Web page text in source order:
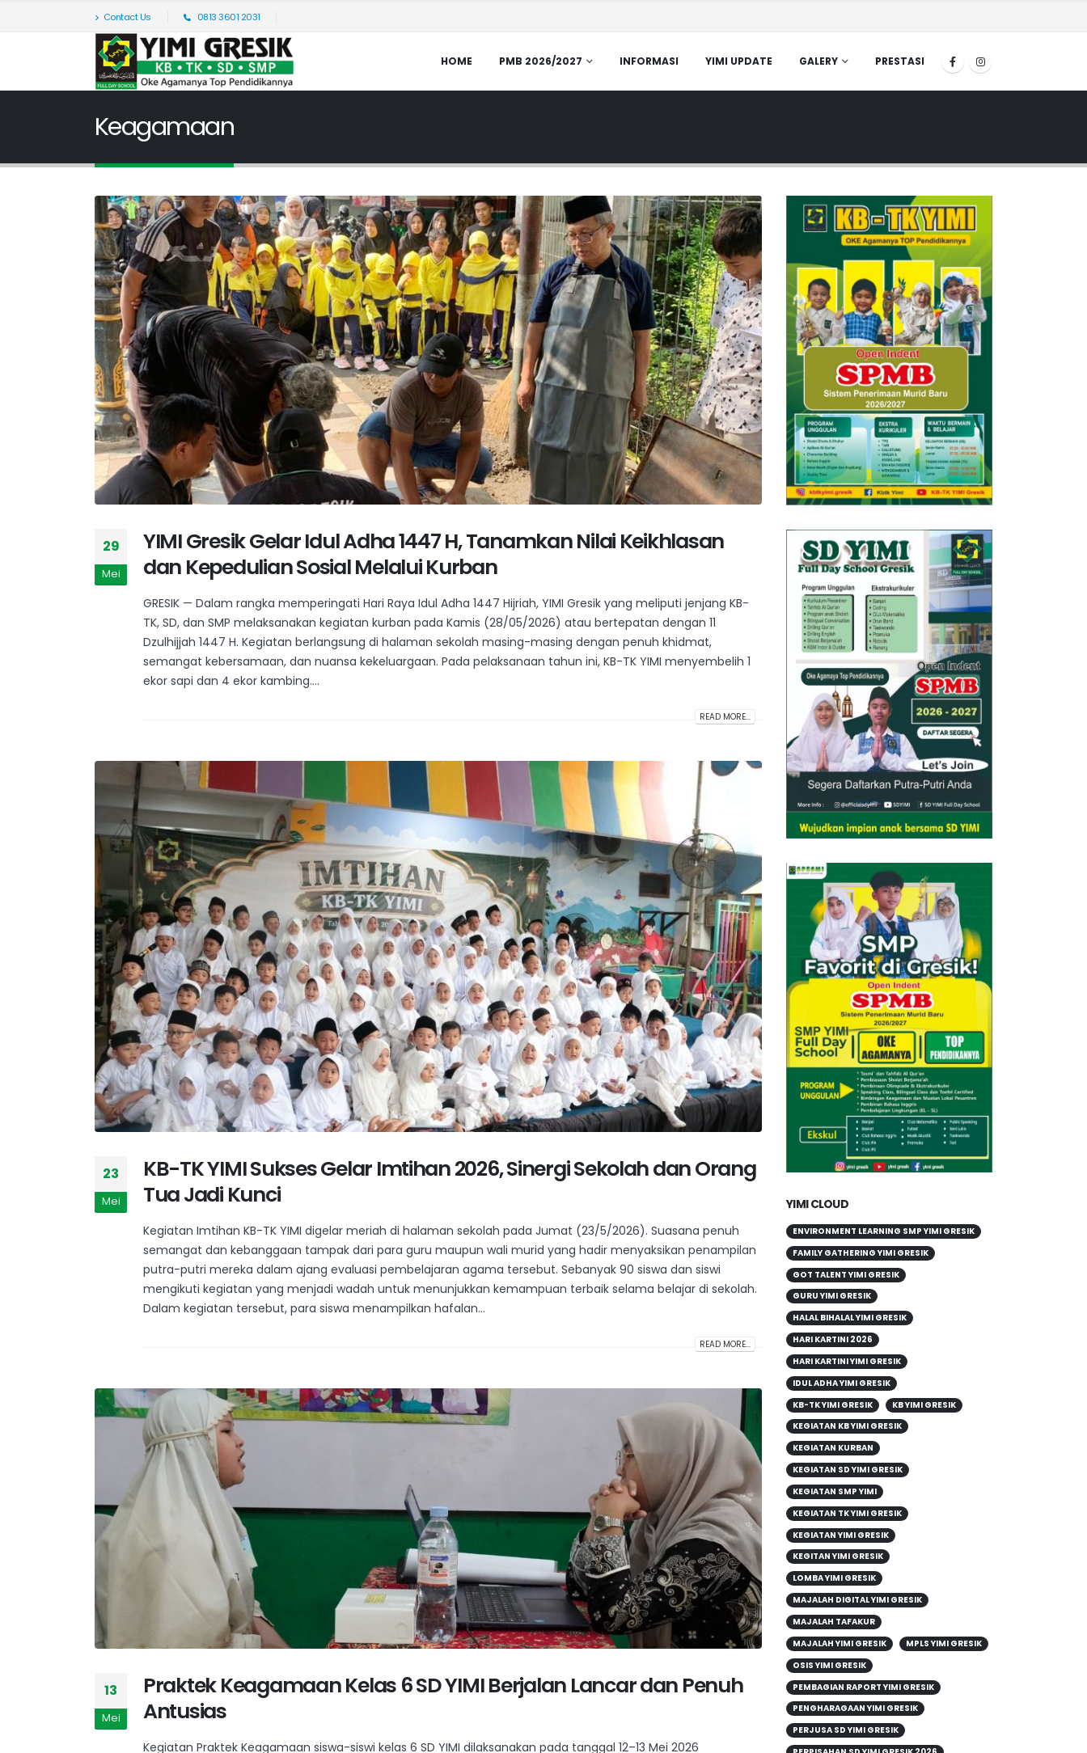
Contact Us 0813 3601 2031
HOME PMB 2026/2027 INFORMASI YIMI UPDATE GALERY PRESTASI
Keagamaan
29
Mei
YIMI Gresik Gelar Idul Adha 1447 H, Tanamkan Nilai Keikhlasan
dan Kepedulian Sosial Melalui Kurban
GRESIK — Dalam rangka memperingati Hari Raya Idul Adha 1447 Hijriah, YIMI Gresik yang meliputi jenjang KB-
TK, SD, dan SMP melaksanakan kegiatan kurban pada Kamis (28/05/2026) atau bertepatan dengan 11
Dzulhijjah 1447 H. Kegiatan berlangsung di halaman sekolah masing-masing dengan penuh khidmat,
semangat kebersamaan, dan nuansa kekeluargaan. Pada pelaksanaan tahun ini, KB-TK YIMI menyembelih 1
ekor sapi dan 4 ekor kambing....
READ MORE...
23
Mei
KB-TK YIMI Sukses Gelar Imtihan 2026, Sinergi Sekolah dan Orang
Tua Jadi Kunci
Kegiatan Imtihan KB-TK YIMI digelar meriah di halaman sekolah pada Jumat (23/5/2026). Suasana penuh
semangat dan kebanggaan tampak dari para guru maupun wali murid yang hadir menyaksikan penampilan
putra-putri mereka dalam ajang evaluasi pembelajaran agama tersebut. Sebanyak 90 siswa dan siswi
mengikuti kegiatan yang menjadi wadah untuk menunjukkan kemampuan terbaik selama belajar di sekolah.
Dalam kegiatan tersebut, para siswa menampilkan hafalan...
READ MORE...
13
Mei
Praktek Keagamaan Kelas 6 SD YIMI Berjalan Lancar dan Penuh
Antusias
Kegiatan Praktek Keagamaan siswa-siswi kelas 6 SD YIMI dilaksanakan pada tanggal 12–13 Mei 2026
YIMI CLOUD
ENVIRONMENT LEARNING SMP YIMI GRESIK
FAMILY GATHERING YIMI GRESIK
GOT TALENT YIMI GRESIK
GURU YIMI GRESIK
HALAL BIHALAL YIMI GRESIK
HARI KARTINI 2026
HARI KARTINI YIMI GRESIK
IDUL ADHA YIMI GRESIK
KB-TK YIMI GRESIK
KB YIMI GRESIK
KEGIATAN KB YIMI GRESIK
KEGIATAN KURBAN
KEGIATAN SD YIMI GRESIK
KEGIATAN SMP YIMI
KEGIATAN TK YIMI GRESIK
KEGIATAN YIMI GRESIK
KEGITAN YIMI GRESIK
LOMBA YIMI GRESIK
MAJALAH DIGITAL YIMI GRESIK
MAJALAH TAFAKUR
MAJALAH YIMI GRESIK
MPLS YIMI GRESIK
OSIS YIMI GRESIK
PEMBAGIAN RAPORT YIMI GRESIK
PENGHARAGAAN YIMI GRESIK
PERJUSA SD YIMI GRESIK